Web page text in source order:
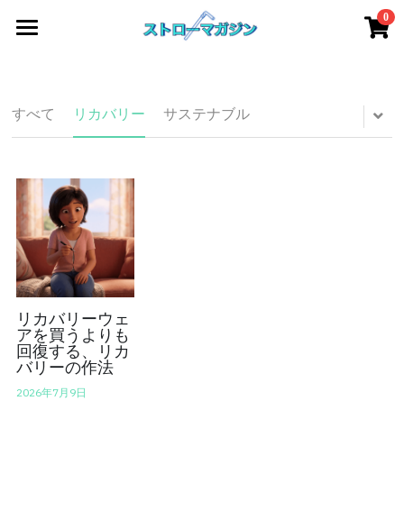
0
教養・文化
エンタメ
ファッション
デザイン
リカバリー/疲労回復
全記事アーカイブ
すべて リカバリー サステナブル
リカバリーウェ
アを買うよりも
回復する、リカ
バリーの作法
2026年7月9日
×
ストアカテゴリー ×
ブログカテゴリー
ファッション
アート
デザイン
サステナブル
教養
マンガ・エンタメ
文化・食べ物